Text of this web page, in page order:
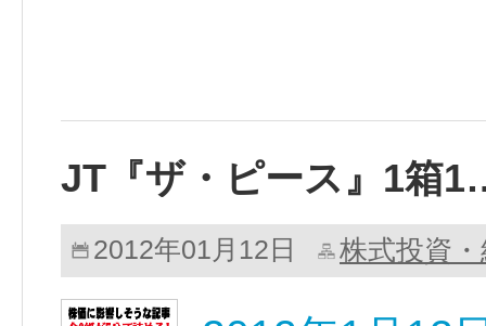
JT『ザ・ピース』1箱
2012年01月12日 株式投資